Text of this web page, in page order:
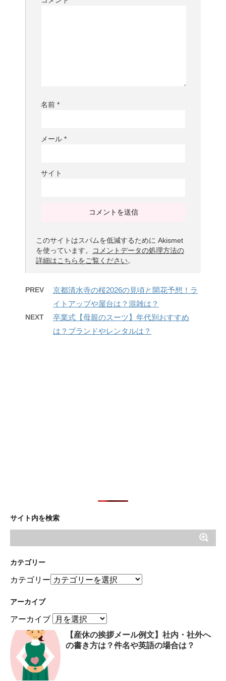
名前 *
メール *
サイト
このサイトはスパムを低減するために Akismet
を使っています。
コメントデータの処理方法の
詳細はこちらをご覧ください。
PREV
京都清水寺の桜2026の見頃と開花予想！ラ
イトアップや屋台は？混雑は？
NEXT
卒業式【母親のスーツ】年代別おすすめ
は？ブランドやレンタルは？
サイト内を検索
カテゴリー
カテゴリー
アーカイブ
アーカイブ
【産休の挨拶メール例文】社内・社外へ
の書き方は？件名や英語の場合は？